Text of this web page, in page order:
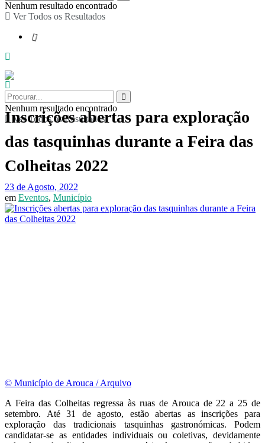
Nenhum resultado encontrado
Ver Todos os Resultados
Nenhum resultado encontrado
Ver Todos os Resultados
Inscrições abertas para exploração
das tasquinhas durante a Feira das
Colheitas 2022
23 de Agosto, 2022
em Eventos, Município
© Município de Arouca / Arquivo
A Feira das Colheitas regressa às ruas de Arouca de 22 a 25 de
setembro. Até 31 de agosto, estão abertas as inscrições para
exploração das tradicionais tasquinhas gastronómicas. Podem
candidatar-se as entidades individuais ou coletivas, devidamente